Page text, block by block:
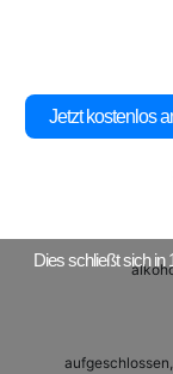
Jetzt kostenlos
Dies schließt sich in